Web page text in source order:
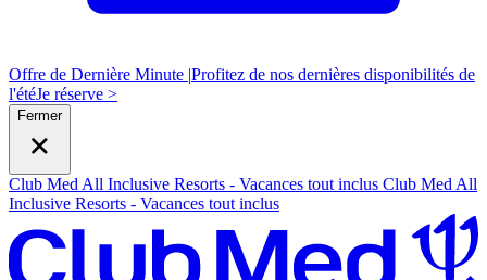
Offre de Dernière Minute |Profitez de nos dernières disponibilités de
l'étéJe réserve >
Fermer
Club Med All Inclusive Resorts - Vacances tout inclus Club Med All
Inclusive Resorts - Vacances tout inclus